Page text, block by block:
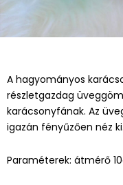
A hagyományos
részletgazdag
karácsonyfának. Az
igazán fényűzően néz ki.
Paraméterek: átmérő